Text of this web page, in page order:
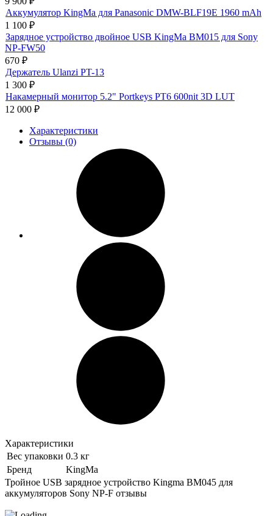
Аккумулятор KingMa для Panasonic DMW-BLF19E 1960 mAh
1 100 ₽
Зарядное устройство двойное USB KingMa BM015 для Sony
NP-FW50
670 ₽
Держатель Ulanzi PT-13
1 300 ₽
Накамерный монитор 5.2" Portkeys PT6 600nit 3D LUT
12 000 ₽
Характеристики
Отзывы (0)
Характеристики
Вес упаковки 0.3 кг
Бренд
KingMa
Тройное USB зарядное устройство Kingma BM045 для
аккумуляторов Sony NP-F отзывы